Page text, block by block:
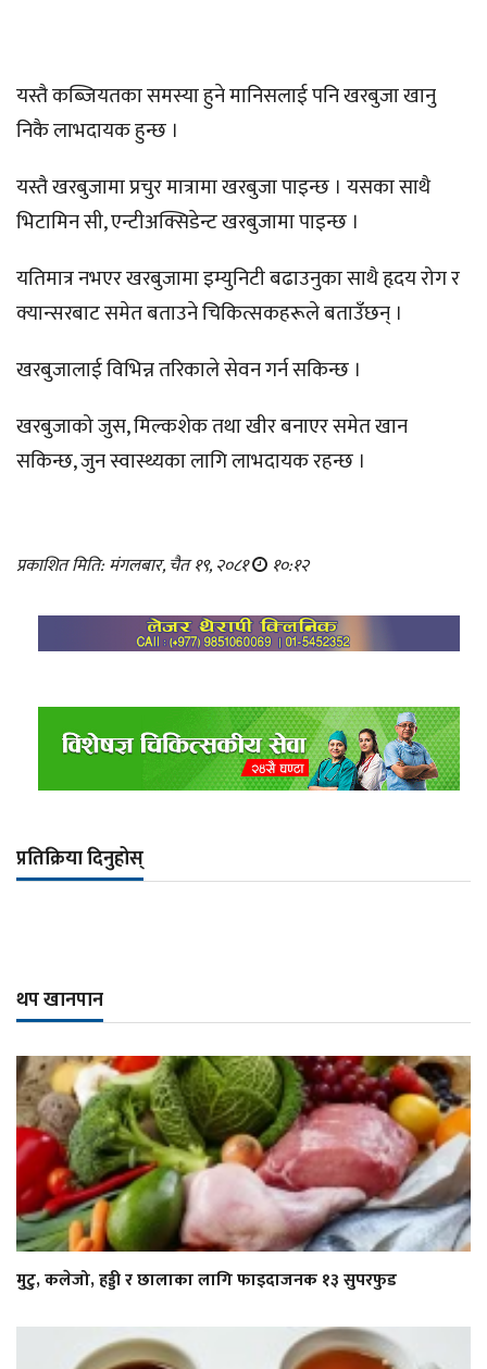
यस्तै कब्जियतका समस्या हुने मानिसलाई पनि खरबुजा खानु
निकै लाभदायक हुन्छ ।
यस्तै खरबुजामा प्रचुर मात्रामा खरबुजा पाइन्छ । यसका साथै
भिटामिन सी, एन्टीअक्सिडेन्ट खरबुजामा पाइन्छ ।
यतिमात्र नभएर खरबुजामा इम्युनिटी बढाउनुका साथै हृदय रोग र
क्यान्सरबाट समेत बताउने चिकित्सकहरूले बताउँछन् ।
खरबुजालाई विभिन्न तरिकाले सेवन गर्न सकिन्छ ।
खरबुजाको जुस, मिल्कशेक तथा खीर बनाएर समेत खान
सकिन्छ, जुन स्वास्थ्यका लागि लाभदायक रहन्छ ।
प्रकाशित मिति: मंगलबार, चैत १९, २०८१ १०:१२
प्रतिक्रिया दिनुहोस्
थप खानपान
मुटु, कलेजो, हड्डी र छालाका लागि फाइदाजनक १३ सुपरफुड